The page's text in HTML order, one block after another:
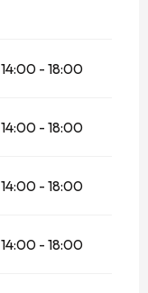
14:00 - 18:00
14:00 - 18:00
14:00 - 18:00
14:00 - 18:00